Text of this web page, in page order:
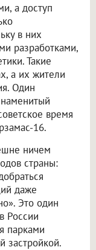
а доступ
в них
разработками,
Такие
а их жители
Один
время
16.
ничем
страны:
даже
Это один
России
парками
застройкой.